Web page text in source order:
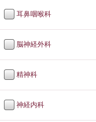
耳鼻咽喉科
脳神経外科
精神科
神経内科